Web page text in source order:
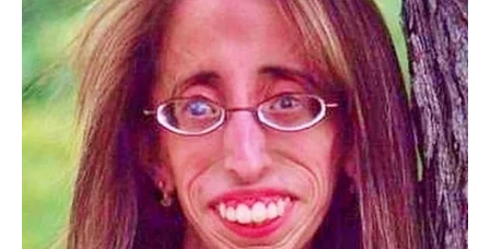
priželjkivali.
Slobodne Ribe mogle bi upoznati osobu sa kojom će
odmah osetiti posebnu povezanost. Mnogi će imati
osećaj kao da je sudbina umešala prste.
Posebno je naglašena mogućnost početka veze koja će
trajati mnogo duže nego što sada možete da zamislite.